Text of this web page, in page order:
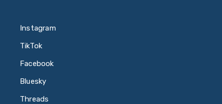
Instagram
TikTok
Facebook
Bluesky
Threads